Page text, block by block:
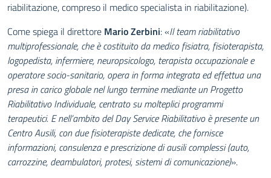
riabilitazione, compreso il medico specialista in riabilitazione).
Come spiega il direttore Mario Zerbini: «Il team riabilitativo
multiprofessionale, che è costituito da medico fisiatra, fisioterapista,
logopedista, infermiere, neuropsicologo, terapista occupazionale e
operatore socio-sanitario, opera in forma integrata ed effettua una
presa in carico globale nel lungo termine mediante un Progetto
Riabilitativo Individuale, centrato su molteplici programmi
terapeutici. E nell’ambito del Day Service Riabilitativo è presente un
Centro Ausili, con due fisioterapiste dedicate, che fornisce
informazioni, consulenza e prescrizione di ausili complessi (auto,
carrozzine, deambulatori, protesi, sistemi di comunicazione)».